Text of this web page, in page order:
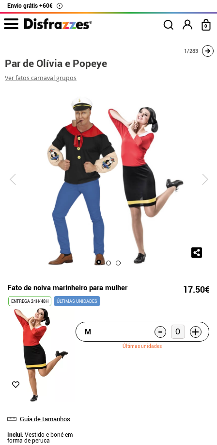
Envio grátis +60€ i
0
1/283
Par de Olívia e Popeye
Ver fatos carnaval grupos
Fato de noiva marinheiro para mulher 17.50€
ENTREGA 24H/48H ÚLTIMAS UNIDADES
Guia de tamanhos
Inclui: Vestido e boné em
forma de peruca
M - +
Últimas unidades